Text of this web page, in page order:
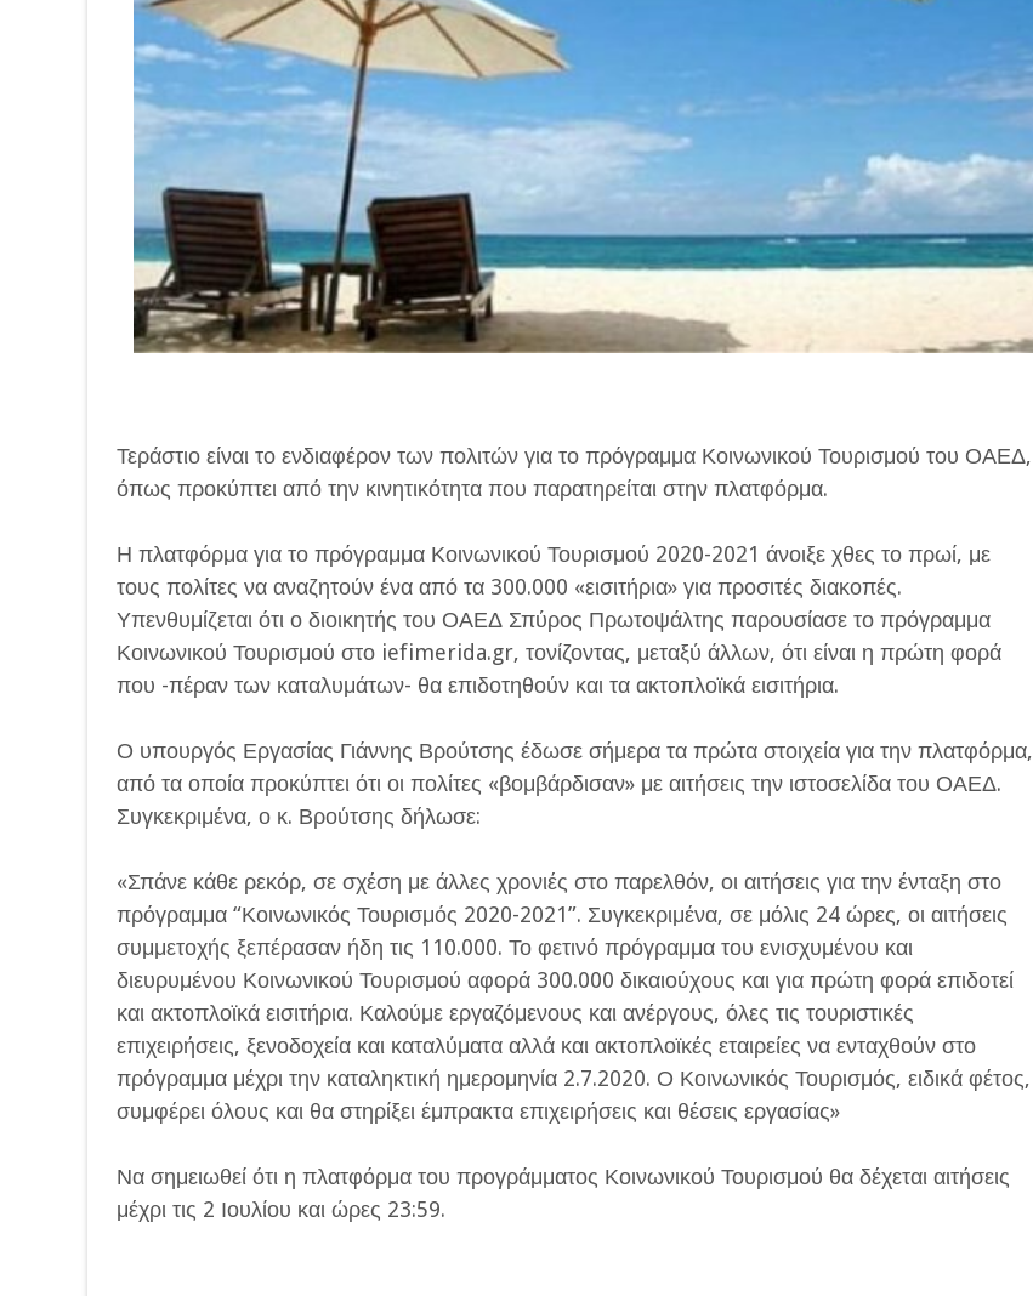
Τεράστιο είναι το ενδιαφέρον των πολιτών για το πρόγραμμα Κοινωνικού Τουρισμού του ΟΑΕΔ,
όπως προκύπτει από την κινητικότητα που παρατηρείται στην πλατφόρμα.
Η πλατφόρμα για το πρόγραμμα Κοινωνικού Τουρισμού 2020-2021 άνοιξε χθες το πρωί, με
τους πολίτες να αναζητούν ένα από τα 300.000 «εισιτήρια» για προσιτές διακοπές.
Υπενθυμίζεται ότι ο διοικητής του ΟΑΕΔ Σπύρος Πρωτοψάλτης παρουσίασε το πρόγραμμα
Κοινωνικού Τουρισμού στο iefimerida.gr, τονίζοντας, μεταξύ άλλων, ότι είναι η πρώτη φορά
που -πέραν των καταλυμάτων- θα επιδοτηθούν και τα ακτοπλοϊκά εισιτήρια.
Ο υπουργός Εργασίας Γιάννης Βρούτσης έδωσε σήμερα τα πρώτα στοιχεία για την πλατφόρμα,
από τα οποία προκύπτει ότι οι πολίτες «βομβάρδισαν» με αιτήσεις την ιστοσελίδα του ΟΑΕΔ.
Συγκεκριμένα, ο κ. Βρούτσης δήλωσε:
«Σπάνε κάθε ρεκόρ, σε σχέση με άλλες χρονιές στο παρελθόν, οι αιτήσεις για την ένταξη στο
πρόγραμμα “Κοινωνικός Τουρισμός 2020-2021”. Συγκεκριμένα, σε μόλις 24 ώρες, οι αιτήσεις
συμμετοχής ξεπέρασαν ήδη τις 110.000. Το φετινό πρόγραμμα του ενισχυμένου και
διευρυμένου Κοινωνικού Τουρισμού αφορά 300.000 δικαιούχους και για πρώτη φορά επιδοτεί
και ακτοπλοϊκά εισιτήρια. Καλούμε εργαζόμενους και ανέργους, όλες τις τουριστικές
επιχειρήσεις, ξενοδοχεία και καταλύματα αλλά και ακτοπλοϊκές εταιρείες να ενταχθούν στο
πρόγραμμα μέχρι την καταληκτική ημερομηνία 2.7.2020. Ο Κοινωνικός Τουρισμός, ειδικά φέτος,
συμφέρει όλους και θα στηρίξει έμπρακτα επιχειρήσεις και θέσεις εργασίας»
Να σημειωθεί ότι η πλατφόρμα του προγράμματος Κοινωνικού Τουρισμού θα δέχεται αιτήσεις
μέχρι τις 2 Ιουλίου και ώρες 23:59.